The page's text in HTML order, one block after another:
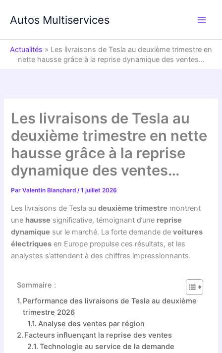
Autos Multiservices
Actualités » Les livraisons de Tesla au deuxième trimestre en
nette hausse grâce à la reprise dynamique des ventes…
Les livraisons de Tesla au
deuxième trimestre en nette
hausse grâce à la reprise
dynamique des ventes…
ParValentin Blanchard/1 juillet 2026
Les livraisons de Tesla audeuxième trimestre montrent
une hausse significative, témoignant d’une reprise
dynamique sur le marché. La forte demande devoitures
électriques en Europe propulse ces résultats, et les
analystes s’attendent à des chiffres impressionnants.
Sommaire :
Performance des livraisons de Tesla au deuxième
trimestre 2026
Analyse des ventes par région
Facteurs influençant la reprise des ventes
Technologie au service de la demande